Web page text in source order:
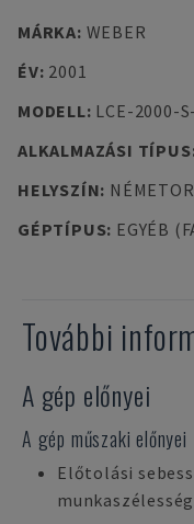
MÁRKA: WEBER
ÉV: 2001
MODELL: LCE-2000-
ALKALMAZÁSI TÍPUS
HELYSZÍN:
GÉPTÍPUS: EGYÉB
További
A gép előnyei
A gép műszaki előnyei
Előtolási